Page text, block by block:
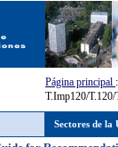
Sectores de la
Página principal :
T.Imp120/